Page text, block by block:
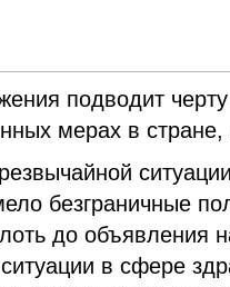
подводит
мерах в
безграничные
до объявления
в сфере